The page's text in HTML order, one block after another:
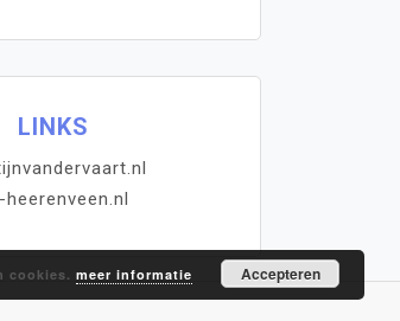
LINKS
heerenveen.nl
cookies. meer informatie Accepteren